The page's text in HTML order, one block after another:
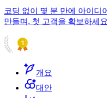
코딩 없이 몇 분 만에 아이디
만들며, 첫 고객을 확보하세
개요
대안